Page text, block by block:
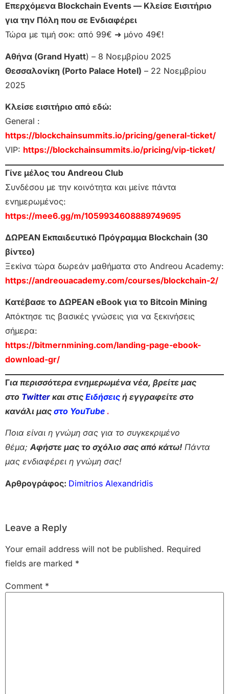
Επερχόμενα Blockchain Events — Κλείσε Εισιτήριο
για την Πόλη που σε Ενδιαφέρει
Τώρα με τιμή σοκ: από 99€ ➜ μόνο 49€!
Αθήνα (Grand Hyatt) – 8 Νοεμβρίου 2025
Θεσσαλονίκη (Porto Palace Hotel) – 22 Νοεμβρίου
2025
Κλείσε εισιτήριο από εδώ:
General :
https://blockchainsummits.io/pricing/general-ticket/
VIP: https://blockchainsummits.io/pricing/vip-ticket/
Γίνε μέλος του Andreou Club
Συνδέσου με την κοινότητα και μείνε πάντα
ενημερωμένος:
https://mee6.gg/m/1059934608889749695
ΔΩΡΕΑΝ Εκπαιδευτικό Πρόγραμμα Blockchain (30
βίντεο)
Ξεκίνα τώρα δωρεάν μαθήματα στο Andreou Academy:
https://andreouacademy.com/courses/blockchain-2/
Κατέβασε το ΔΩΡΕΑΝ eBook για το Bitcoin Mining
Απόκτησε τις βασικές γνώσεις για να ξεκινήσεις
σήμερα:
https://bitmernmining.com/landing-page-ebook-
download-gr/
Για περισσότερα ενημερωμένα νέα, βρείτε μας
στο Twitter και στις Ειδήσεις ή εγγραφείτε στο
κανάλι μας στο YouTube .
Ποια είναι η γνώμη σας για το συγκεκριμένο
θέμα;Αφήστε μας το σχόλιο σας από κάτω! Πάντα
μας ενδιαφέρει η γνώμη σας!
Αρθρογράφος: Dimitrios Alexandridis
Leave a Reply
Your email address will not be published. Required
fields are marked *
Comment *